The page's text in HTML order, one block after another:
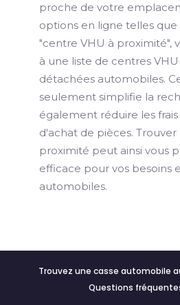
proche de votre
options en ligne telles
"centre VHU à proximité",
à une liste de centres
détachées automobiles.
seulement simplifie la
également réduire les
d'achat de pièces. Trouver
proximité peut ainsi vous
efficace pour vos besoins
automobiles.
Trouvez une casse automobile
Questions